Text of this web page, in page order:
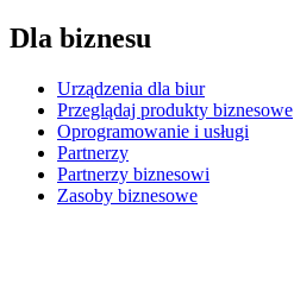
Dla biznesu
Urządzenia dla biur
Przeglądaj produkty biznesowe
Oprogramowanie i usługi
Partnerzy
Partnerzy biznesowi
Zasoby biznesowe